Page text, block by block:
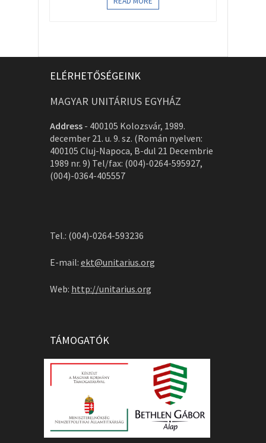
ELÉRHETŐSÉGEINK
MAGYAR UNITÁRIUS EGYHÁZ
Address - 400105 Kolozsvár, 1989.
december 21. u. 9. sz. (Román nyelven:
400105 Cluj-Napoca, B-dul 21 Decembrie
1989 nr. 9) Tel/fax: (004)-0264-595927,
(004)-0364-405557
Tel.: (004)-0264-593236
E-mail: ekt@unitarius.org
Web: http://unitarius.org
TÁMOGATÓK